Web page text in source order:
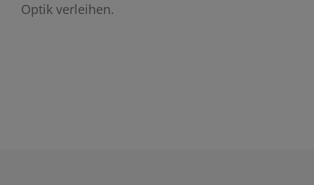
Optik verleihen.